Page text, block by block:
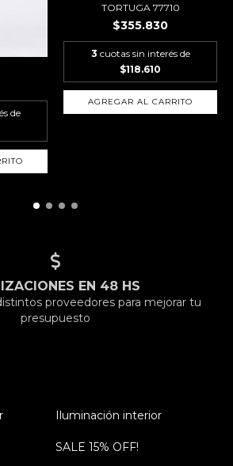
de
TORTUGA 77710
$355.830
3 cuotas sin interés de
$118.610
EN 48 HS
proveedores para mejorar tu
presupuesto
Iluminación interior
SALE 15% OFF!